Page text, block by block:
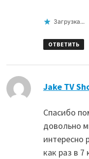
Загрузка...
ОТВЕТИТЬ
Jake TV
Спасибо
довольно
интересно
как раз в 7